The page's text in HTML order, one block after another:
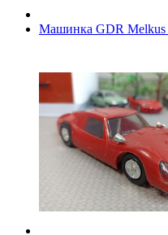
Машинка GDR Melkus